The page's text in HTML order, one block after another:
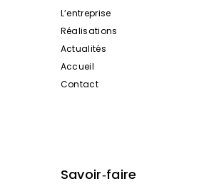
L’entreprise
Réalisations
Actualités
Accueil
Contact
Savoir‑faire